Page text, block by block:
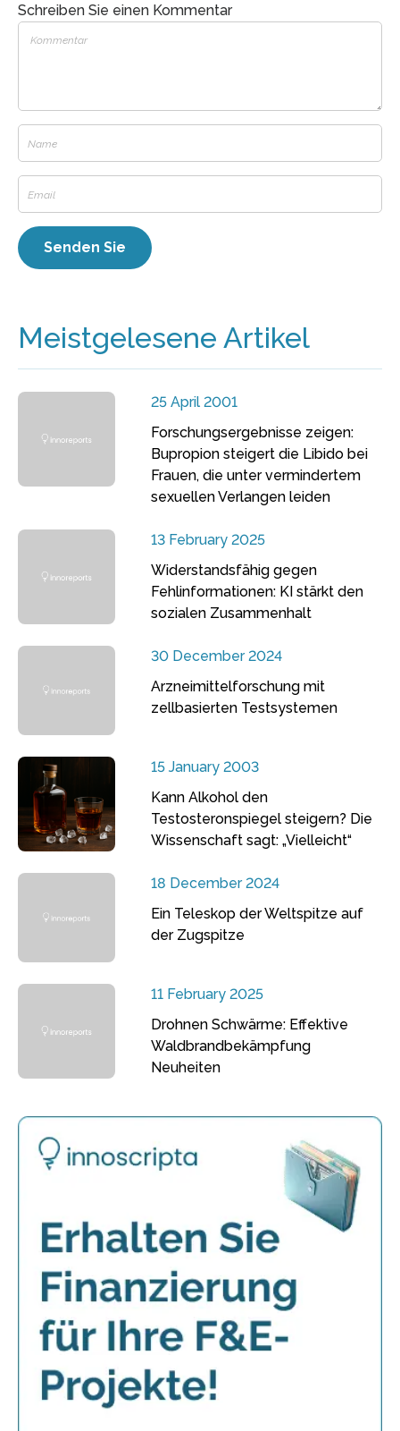
Schreiben Sie einen Kommentar
Meistgelesene Artikel
25 April 2001
Forschungsergebnisse zeigen:
Bupropion steigert die Libido bei
Frauen, die unter vermindertem
sexuellen Verlangen leiden
13 February 2025
Widerstandsfähig gegen
Fehlinformationen: KI stärkt den
sozialen Zusammenhalt
30 December 2024
Arzneimittelforschung mit
zellbasierten Testsystemen
15 January 2003
Kann Alkohol den
Testosteronspiegel steigern? Die
Wissenschaft sagt: „Vielleicht“
18 December 2024
Ein Teleskop der Weltspitze auf
der Zugspitze
11 February 2025
Drohnen Schwärme: Effektive
Waldbrandbekämpfung
Neuheiten